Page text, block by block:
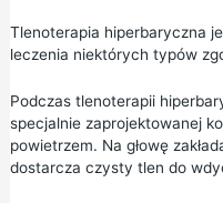
Tlenoterapia hiperbaryczna
leczenia niektórych typów
Podczas tlenoterapii
specjalnie zaprojektowanej
powietrzem. Na głowę
dostarcza czysty tlen do